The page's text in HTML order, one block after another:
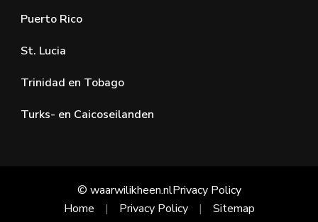
Puerto Rico
St. Lucia
Trinidad en Tobago
Turks- en Caicoseilanden
© waarwilikheen.nlPrivacy Policy
Home
Privacy Policy Sitemap